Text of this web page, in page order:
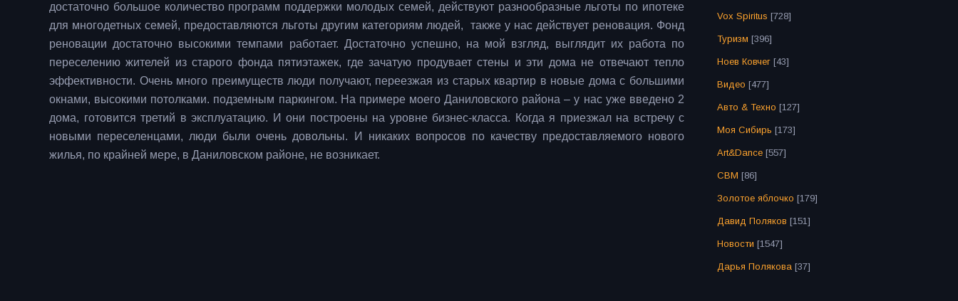
достаточно большое количество программ поддержки молодых семей, действуют разнообразные льготы по ипотеке
для многодетных семей, предоставляются льготы другим категориям людей, также у нас действует реновация. Фонд
реновации достаточно высокими темпами работает. Достаточно успешно, на мой взгляд, выглядит их работа по
переселению жителей из старого фонда пятиэтажек, где зачатую продувает стены и эти дома не отвечают тепло
эффективности. Очень много преимуществ люди получают, переезжая из старых квартир в новые дома с большими
окнами, высокими потолками. подземным паркингом. На примере моего Даниловского района – у нас уже введено 2
дома, готовится третий в эксплуатацию. И они построены на уровне бизнес-класса. Когда я приезжал на встречу с
новыми переселенцами, люди были очень довольны. И никаких вопросов по качеству предоставляемого нового
жилья, по крайней мере, в Даниловском районе, не возникает.
Vox Spiritus [728]
Туризм [396]
Ноев Ковчег [43]
Видео [477]
Авто & Техно [127]
Моя Сибирь [173]
Art&Dance [557]
СВМ [86]
Золотое яблочко [179]
Давид Поляков [151]
Новости [1547]
Дарья Полякова [37]